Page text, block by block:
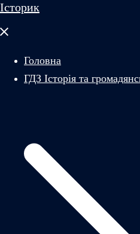
Історик
Закрити
Головна
ГДЗ Історія та